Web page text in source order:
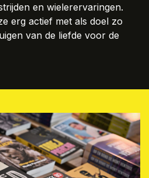
en wielerervaringen.
erg actief met als doel zo
van de liefde voor de